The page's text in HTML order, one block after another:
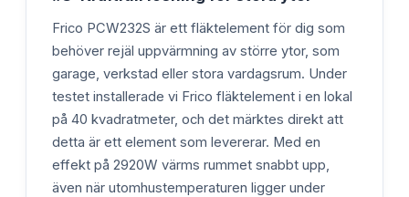
Frico PCW232S är ett fläktelement för dig som
behöver rejäl uppvärmning av större ytor, som
garage, verkstad eller stora vardagsrum. Under
testet installerade vi Frico fläktelement i en lokal
på 40 kvadratmeter, och det märktes direkt att
detta är ett element som levererar. Med en
effekt på 2920W värms rummet snabbt upp,
även när utomhustemperaturen ligger under